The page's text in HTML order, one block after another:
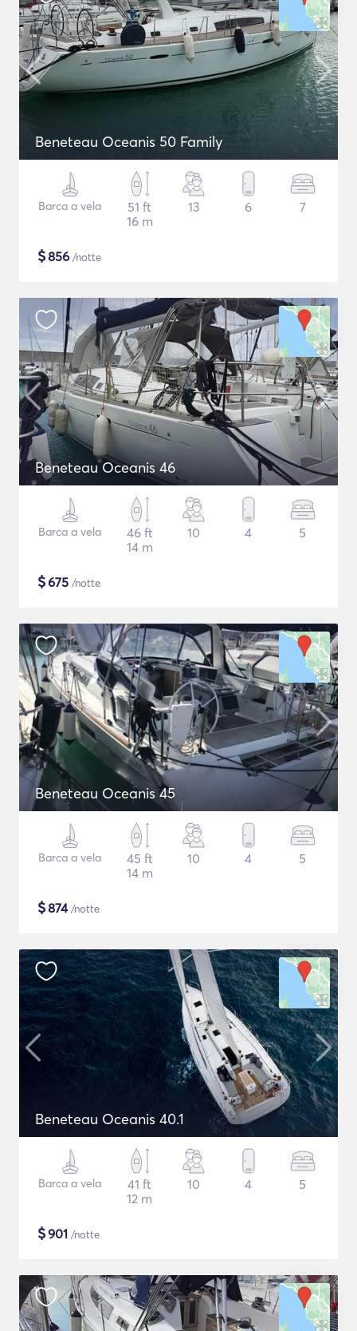
Beneteau Oceanis 50 Family
Barca a vela
51 ft
16 m
13 6 7
$856 /notte
Beneteau Oceanis 46
Barca a vela
46 ft
14 m
10 4 5
$675 /notte
Beneteau Oceanis 45
Barca a vela
45 ft
14 m
10 4 5
$874/notte
Beneteau Oceanis 40.1
Barca a vela
41 ft
12 m
10 4 5
$901 /notte